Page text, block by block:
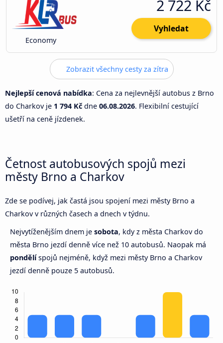
Economy
2 722 Kč
Vyhledat
Zobrazit všechny cesty za zítra
Nejlepší cenová nabídka: Cena za nejlevnější autobus z Brno
do Charkov je 1 794 Kč dne 06.08.2026. Flexibilní cestující
ušetří na ceně jízdenek.
Četnost autobusových spojů mezi
městy Brno a Charkov
Zde se podívej, jak častá jsou spojení mezi městy Brno a
Charkov v různých časech a dnech v týdnu.
Nejvytíženějším dnem je sobota, kdy z města Charkov do
města Brno jezdí denně více než 10 autobusů. Naopak má
pondělíspojů nejméně, když mezi městy Brno a Charkov
jezdí denně pouze 5 autobusů.